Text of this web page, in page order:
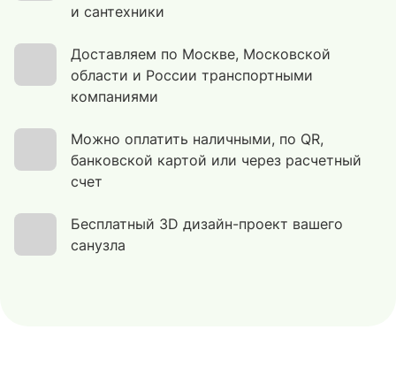
и сантехники
Доставляем по Москве, Московской
области и России транспортными
компаниями
Можно оплатить наличными, по QR,
банковской картой или через расчетный
счет
Бесплатный 3D дизайн-проект вашего
санузла